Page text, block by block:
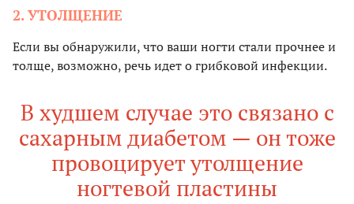
2. УТОЛЩЕНИЕ
Если вы обнаружили, что ваши ногти стали прочнее и
толще, возможно, речь идет о грибковой инфекции.
В худшем случае это связано с
сахарным диабетом — он тоже
провоцирует утолщение
ногтевой пластины